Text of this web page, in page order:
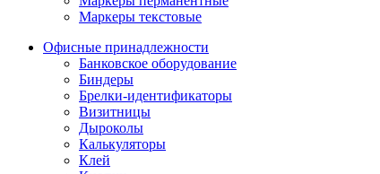
Маркеры текстовые
Офисные принадлежности
Банковское оборудование
Биндеры
Брелки-идентификаторы
Визитницы
Дыроколы
Калькуляторы
Клей